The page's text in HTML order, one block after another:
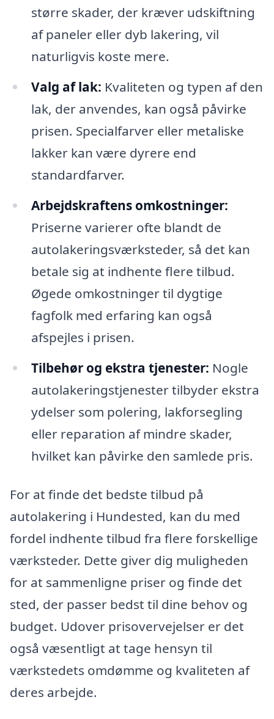
større skader, der kræver udskiftning
af paneler eller dyb lakering, vil
naturligvis koste mere.
Valg af lak: Kvaliteten og typen af den
lak, der anvendes, kan også påvirke
prisen. Specialfarver eller metaliske
lakker kan være dyrere end
standardfarver.
Arbejdskraftens omkostninger:
Priserne varierer ofte blandt de
autolakeringsværksteder, så det kan
betale sig at indhente flere tilbud.
Øgede omkostninger til dygtige
fagfolk med erfaring kan også
afspejles i prisen.
Tilbehør og ekstra tjenester: Nogle
autolakeringstjenester tilbyder ekstra
ydelser som polering, lakforsegling
eller reparation af mindre skader,
hvilket kan påvirke den samlede pris.
For at finde det bedste tilbud på
autolakering i Hundested, kan du med
fordel indhente tilbud fra flere forskellige
værksteder. Dette giver dig muligheden
for at sammenligne priser og finde det
sted, der passer bedst til dine behov og
budget. Udover prisovervejelser er det
også væsentligt at tage hensyn til
værkstedets omdømme og kvaliteten af
deres arbejde.